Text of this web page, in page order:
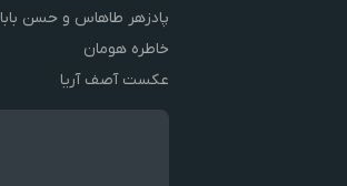
پادزهر طاهاس و حسن بابا
خاطره هومان
عکست آصف آریا